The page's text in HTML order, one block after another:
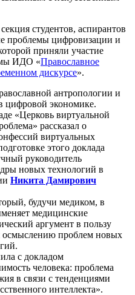
студентов, аспирантов
проблемы цифровизации и
приняли участие
ИДО «Православное
дискурсе».
антропологии и
цифровой экономике.
«Церковь виртуальной
рассказал о
виртуальных
этого доклада
руководитель
новых технологий в
Никита Дамирович
будучи медиком, в
медицинские
аргумент в пользу
осмыслению проблем новых
с докладом
человека: проблема
в связи с тенденциями
интеллекта».